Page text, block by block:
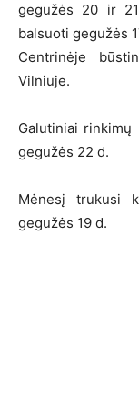
gegužės 20 ir
balsuoti gegužės
Centrinėje
Vilniuje.
Galutiniai
gegužės 22 d.
Mėnesį trukusi
gegužės 19 d.